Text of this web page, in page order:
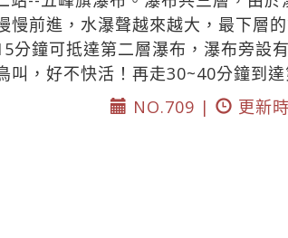
慢前進，水瀑聲越來越大，最下層
分鐘可抵達第二層瀑布，瀑布旁設
，好不快活！再走30~40分鐘到
NO.709 |
更新